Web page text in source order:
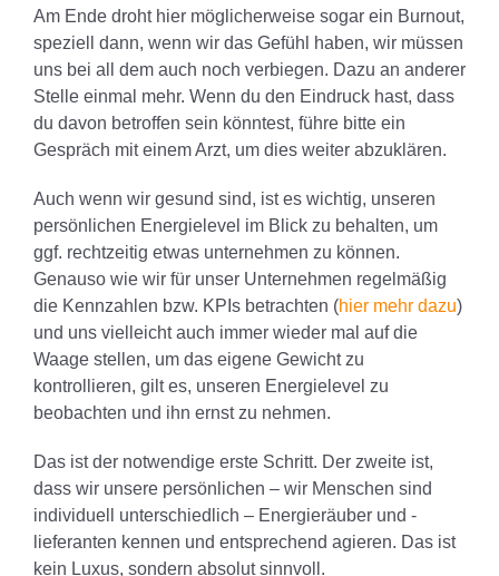
Am Ende droht hier möglicherweise sogar ein Burnout,
speziell dann, wenn wir das Gefühl haben, wir müssen
uns bei all dem auch noch verbiegen. Dazu an anderer
Stelle einmal mehr. Wenn du den Eindruck hast, dass
du davon betroffen sein könntest, führe bitte ein
Gespräch mit einem Arzt, um dies weiter abzuklären.
Auch wenn wir gesund sind, ist es wichtig, unseren
persönlichen Energielevel im Blick zu behalten, um
ggf. rechtzeitig etwas unternehmen zu können.
Genauso wie wir für unser Unternehmen regelmäßig
die Kennzahlen bzw. KPIs betrachten (hier mehr dazu)
und uns vielleicht auch immer wieder mal auf die
Waage stellen, um das eigene Gewicht zu
kontrollieren, gilt es, unseren Energielevel zu
beobachten und ihn ernst zu nehmen.
Das ist der notwendige erste Schritt. Der zweite ist,
dass wir unsere persönlichen – wir Menschen sind
individuell unterschiedlich – Energieräuber und -
lieferanten kennen und entsprechend agieren. Das ist
kein Luxus, sondern absolut sinnvoll.